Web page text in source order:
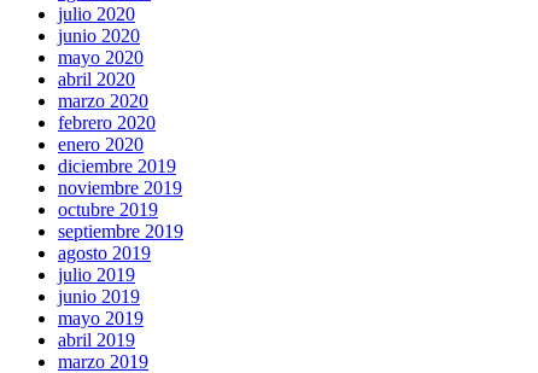
julio 2020
junio 2020
mayo 2020
abril 2020
marzo 2020
febrero 2020
enero 2020
diciembre 2019
noviembre 2019
octubre 2019
septiembre 2019
agosto 2019
julio 2019
junio 2019
mayo 2019
abril 2019
marzo 2019